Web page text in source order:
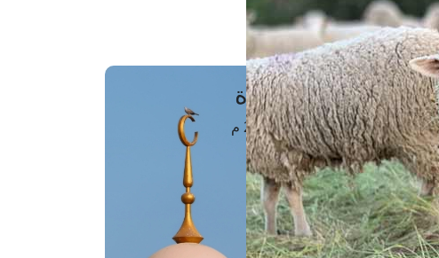
الفتوى الهاتفية
مَواقِيتُ الصَّـــلاة
القاهرة · 06 أغسطس 2026 م
الفجر
4 :40
الشروق
6 :17
الظهر